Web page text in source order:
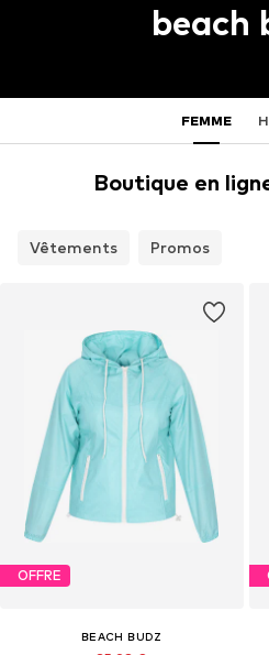
beach
FEMME
Boutique en
Vêtements Promos
OFFRE
BEACH BUDZ